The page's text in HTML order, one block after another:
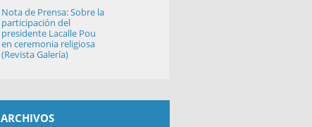
Nota de Prensa: Sobre la
participación del
presidente Lacalle Pou
en ceremonia religiosa
(Revista Galería)
ARCHIVOS